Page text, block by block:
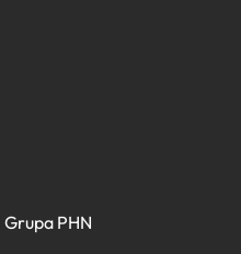
Grupa PHN